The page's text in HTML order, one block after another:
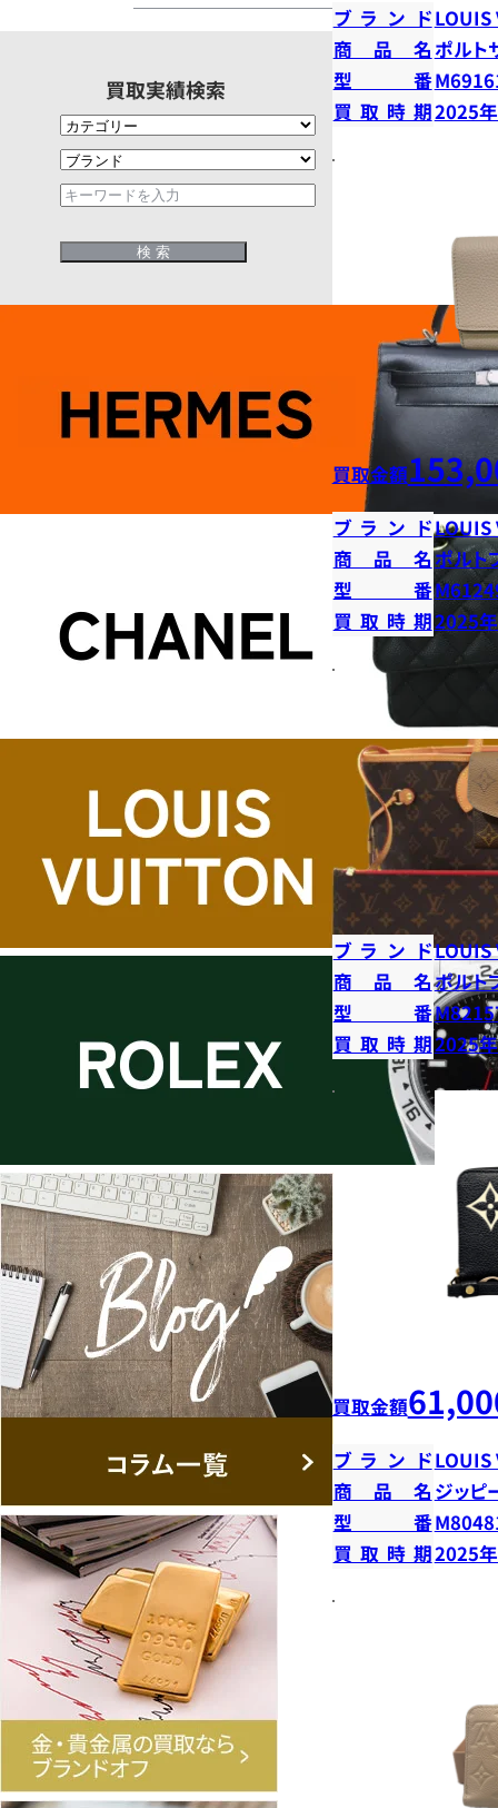
買取実績検索
ブランドLOUIS
商品名ポルト
型番
買取時期2025
買取金額
ブランドLOUIS
商品名ポルト
型番
買取時期2025
ブランドLOUIS
商品名ポルト
型番
買取時期2025
買取金額
ブランドLOUIS
商品名 ジッピ
型番
買取時期2025